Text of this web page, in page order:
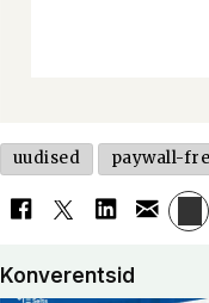
uudised paywall-
Konverentsid